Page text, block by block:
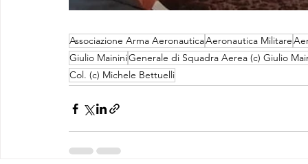
Associazione Arma AeronauticaAeronautica Militare
Giulio MaininiGenerale di Squadra Aerea (c) Giulio
Col. (c) Michele Bettuelli